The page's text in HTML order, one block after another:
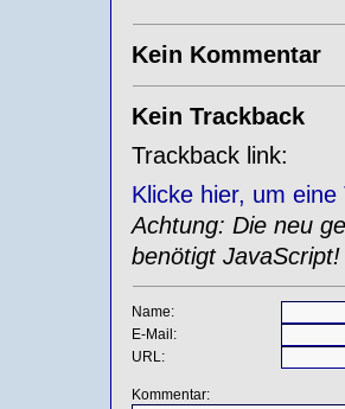
Kein Kommentar
Kein Trackback
Trackback link:
Klicke hier, um
Achtung: Die neu
benötigt JavaScript!
Name:
E-Mail:
URL:
Kommentar: